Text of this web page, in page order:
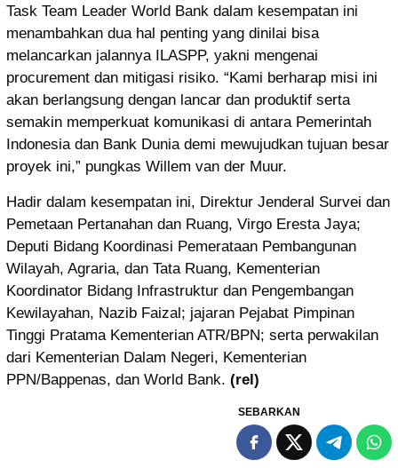
Task Team Leader World Bank dalam kesempatan ini
menambahkan dua hal penting yang dinilai bisa
melancarkan jalannya ILASPP, yakni mengenai
procurement dan mitigasi risiko. “Kami berharap misi ini
akan berlangsung dengan lancar dan produktif serta
semakin memperkuat komunikasi di antara Pemerintah
Indonesia dan Bank Dunia demi mewujudkan tujuan besar
proyek ini,” pungkas Willem van der Muur.
Hadir dalam kesempatan ini, Direktur Jenderal Survei dan
Pemetaan Pertanahan dan Ruang, Virgo Eresta Jaya;
Deputi Bidang Koordinasi Pemerataan Pembangunan
Wilayah, Agraria, dan Tata Ruang, Kementerian
Koordinator Bidang Infrastruktur dan Pengembangan
Kewilayahan, Nazib Faizal; jajaran Pejabat Pimpinan
Tinggi Pratama Kementerian ATR/BPN; serta perwakilan
dari Kementerian Dalam Negeri, Kementerian
PPN/Bappenas, dan World Bank. (rel)
SEBARKAN